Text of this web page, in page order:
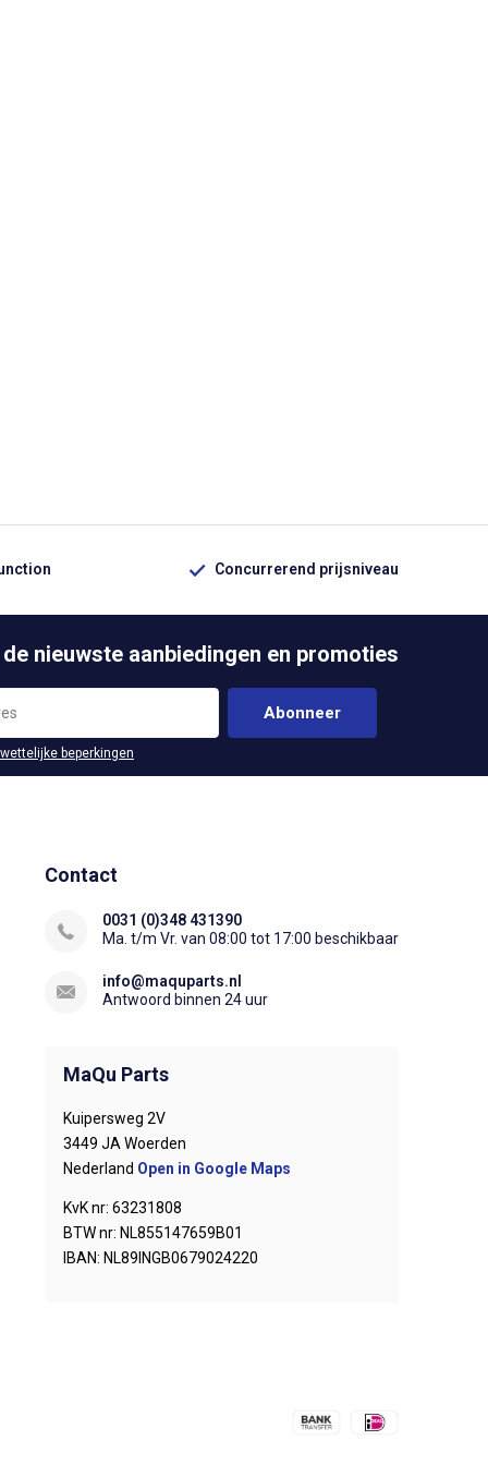
Concurrerend prijsniveau
nieuwste aanbiedingen en promoties
Abonneer
beperkingen
Contact
0031 (0)348 431390
Ma. t/m Vr. van 08:00 tot 17:00 beschikbaar
info@maquparts.nl
Antwoord binnen 24 uur
MaQu Parts
Kuipersweg 2V
3449 JA Woerden
Nederland Open in Google Maps
KvK nr: 63231808
BTW nr: NL855147659B01
IBAN: NL89INGB0679024220